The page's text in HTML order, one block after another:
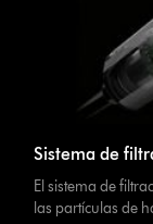
Sistema de
El sistema de
las partículas de